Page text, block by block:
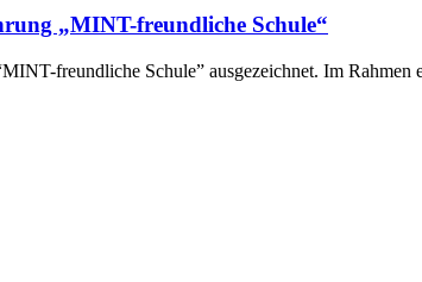
„MINT-freundliche Schule“
freundliche Schule” ausgezeichnet. Im